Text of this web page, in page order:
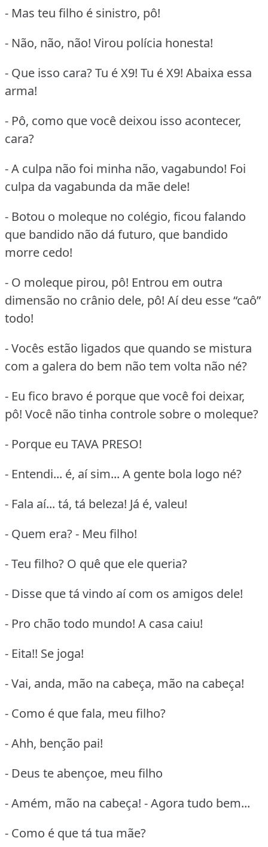
- Mas teu filho é sinistro, pô!
- Não, não, não! Virou polícia honesta!
- Que isso cara? Tu é X9! Tu é X9! Abaixa essa
arma!
- Pô, como que você deixou isso acontecer,
cara?
- A culpa não foi minha não, vagabundo! Foi
culpa da vagabunda da mãe dele!
- Botou o moleque no colégio, ficou falando
que bandido não dá futuro, que bandido
morre cedo!
- O moleque pirou, pô! Entrou em outra
dimensão no crânio dele, pô! Aí deu esse “caô”
todo!
- Vocês estão ligados que quando se mistura
com a galera do bem não tem volta não né?
- Eu fico bravo é porque que você foi deixar,
pô! Você não tinha controle sobre o moleque?
- Porque eu TAVA PRESO!
- Entendi... é, aí sim... A gente bola logo né?
- Fala aí... tá, tá beleza! Já é, valeu!
- Quem era? - Meu filho!
- Teu filho? O quê que ele queria?
- Disse que tá vindo aí com os amigos dele!
- Pro chão todo mundo! A casa caiu!
- Eita!! Se joga!
- Vai, anda, mão na cabeça, mão na cabeça!
- Como é que fala, meu filho?
- Ahh, benção pai!
- Deus te abençoe, meu filho
- Amém, mão na cabeça! - Agora tudo bem...
- Como é que tá tua mãe?